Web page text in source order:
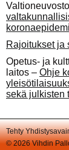
Rajoitukset ja
Opetus- ja
laitos – Ohje
sekä julkisten
Tehty
©2026 Vihdin